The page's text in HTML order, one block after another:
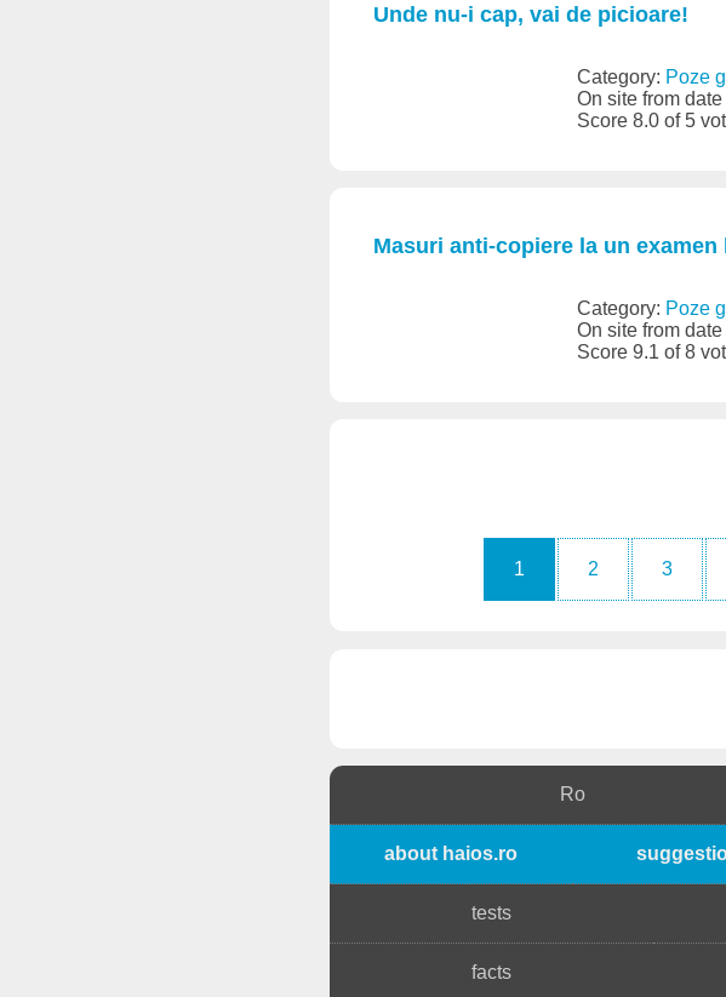
Unde nu-i cap, vai de picioare!
Category: Poze
On site from
Score 8.0 of 5
Masuri anti-copiere la un
Category: Poze
On site from
Score 9.1 of 8
1 2 3
Ro
about haios.ro
tests
facts